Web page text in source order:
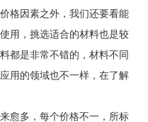
格因素之外，我们还要看能
用，挑选适合的材料也是较
都是非常不错的，材料不同
用的领域也不一样，在了解
愈多，每个价格不一，所标